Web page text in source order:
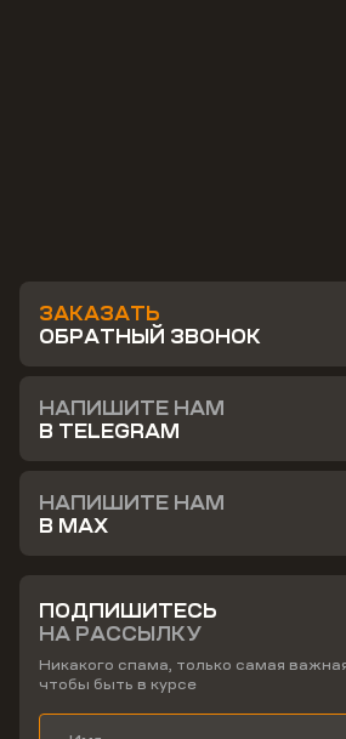
ЗАКАЗАТЬ
ОБРАТНЫЙ ЗВОНОК
НАПИШИТЕ НАМ
В TELEGRAM
НАПИШИТЕ НАМ
В MAX
ПОДПИШИТЕСЬ
НА РАССЫЛКУ
Никакого спама, только самая
чтобы быть в курсе